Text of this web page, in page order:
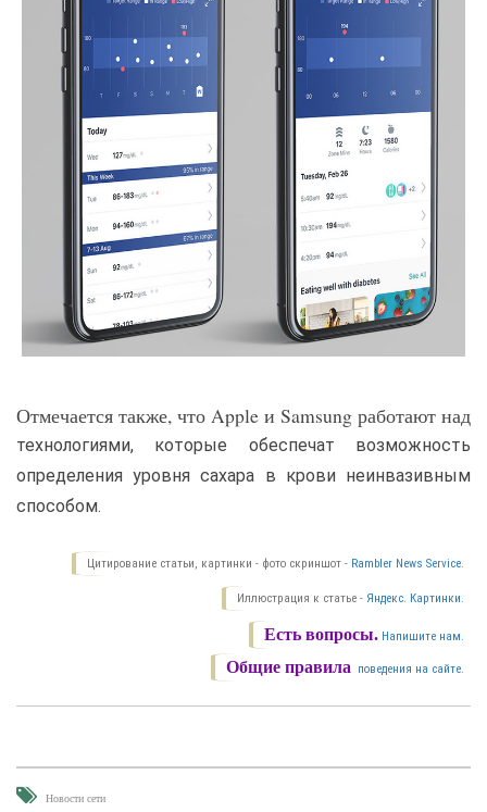
Отмечается также, что Apple и Samsung работают над
технологиями, которые обеспечат возможность
определения уровня сахара в крови неинвазивным
способом.
Цитирование статьи, картинки - фото скриншот - Rambler News Service.
Иллюстрация к статье - Яндекс. Картинки.
Есть вопросы. Напишите нам.
Общие правила поведения на сайте.
Новости сети